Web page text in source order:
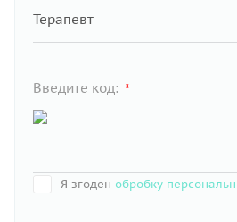
Введите код: *
Я згоден обробку